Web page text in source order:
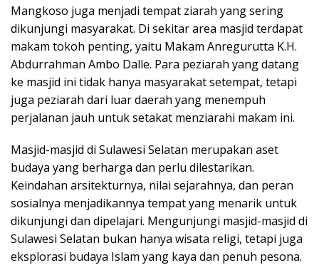
Mangkoso juga menjadi tempat ziarah yang sering
dikunjungi masyarakat. Di sekitar area masjid terdapat
makam tokoh penting, yaitu Makam Anregurutta K.H.
Abdurrahman Ambo Dalle. Para peziarah yang datang
ke masjid ini tidak hanya masyarakat setempat, tetapi
juga peziarah dari luar daerah yang menempuh
perjalanan jauh untuk setakat menziarahi makam ini.
Masjid-masjid di Sulawesi Selatan merupakan aset
budaya yang berharga dan perlu dilestarikan.
Keindahan arsitekturnya, nilai sejarahnya, dan peran
sosialnya menjadikannya tempat yang menarik untuk
dikunjungi dan dipelajari. Mengunjungi masjid-masjid di
Sulawesi Selatan bukan hanya wisata religi, tetapi juga
eksplorasi budaya Islam yang kaya dan penuh pesona.